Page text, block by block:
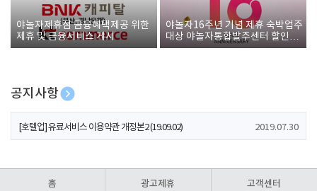
야놀자제휴점 금융혜택제공 위한
제휴 및 금융서비스 게시
야놀자16주년 기념 제휴 숙박업주
대상 야놀자통합발주센터 할인쿠
폰 증정
공지사항
[호텔업] 개인정보 처리방침 개정본1 (19.09.02)
[호텔업] 유료서비스 이용약관 개정본2 (19.09.02) 2019.07.30
홈 광고제휴 고객센터